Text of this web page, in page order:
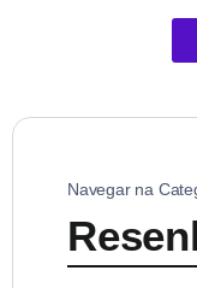
Navegar na